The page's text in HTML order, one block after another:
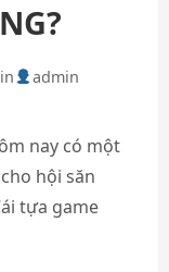
admin
nay có một
hội săn
tựa game